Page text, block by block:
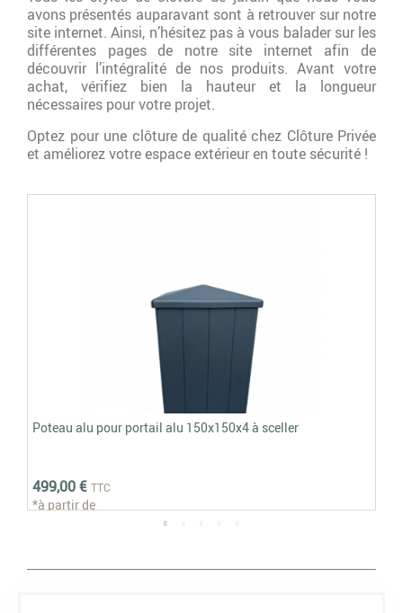
avons présentés auparavant sont à retrouver sur notre
site internet. Ainsi, n’hésitez pas à vous balader sur les
différentes pages de notre site internet afin de
découvrir l’intégralité de nos produits. Avant votre
achat, vérifiez bien la hauteur et la longueur
nécessaires pour votre projet.
Optez pour une clôture de qualité chez Clôture Privée
et améliorez votre espace extérieur en toute sécurité !
Poteau alu pour portail alu 150x150x4 à sceller
499,00 € TTC
*à partir de
zoom_in Voir